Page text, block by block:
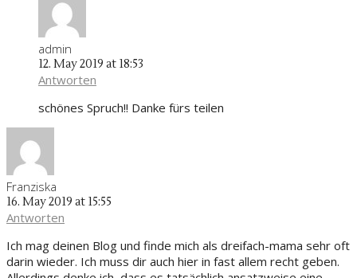
admin
12. May 2019 at 18:53
Antworten
schönes Spruch!! Danke fürs teilen
Franziska
16. May 2019 at 15:55
Antworten
Ich mag deinen Blog und finde mich als dreifach-mama sehr oft
darin wieder. Ich muss dir auch hier in fast allem recht geben.